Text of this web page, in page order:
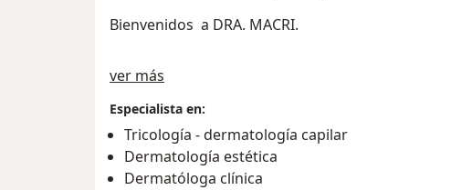
Bienvenidos a DRA. MACRI.
ver más
Especialista en:
Tricología - dermatología capilar
Dermatología estética
Dermatóloga clínica